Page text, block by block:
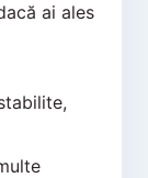
ai ales